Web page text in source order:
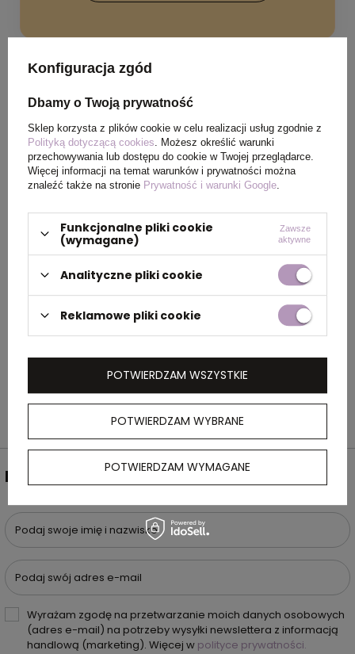
SPECYFIKACJA PRODUKTU
Wymiary
produktu
98 x 110 x 26 mm
naturalny
Kolorowa kreda w 4 kolorach zapakowana w
podwórku jak i podczas różnych eventów.
NEWSLETTER
Podaj swoje imię i nazwisko
Podaj swój adres e-mail
Wyrażam zgodę na przetwarzanie moich danych osobowych
(adres e-mail) na potrzeby wysyłki newslettera z informacją
handlową (marketing). Więcej w polityce prywatności.
Konfiguracja zgód
Dbamy o Twoją prywatność
Sklep korzysta z plików cookie w celu realizacji usług zgodnie z
Polityką dotyczącą cookies . Możesz określić warunki
przechowywania lub dostępu do cookie w Twojej przeglądarce.
Więcej informacji na temat warunków i prywatności można
znaleźć także na stronie Prywatność i warunki Google
Funkcjonalne pliki cookie
(wymagane)
Zawsze
aktywne
Analityczne pliki cookie
Reklamowe pliki cookie
POTWIERDZAM WYBRANE
POTWIERDZAM WYMAGANE
POTWIERDZAM WSZYSTKIE